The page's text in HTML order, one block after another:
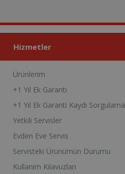
Hizmetler
Ürünlerim
+1 Yıl Ek Garanti
+1 Yıl Ek Garanti Kaydı Sorgulama
Yetkili Servisler
Evden Eve Servis
Servisteki Ürünümün Durumu
Kullanım Kılavuzları